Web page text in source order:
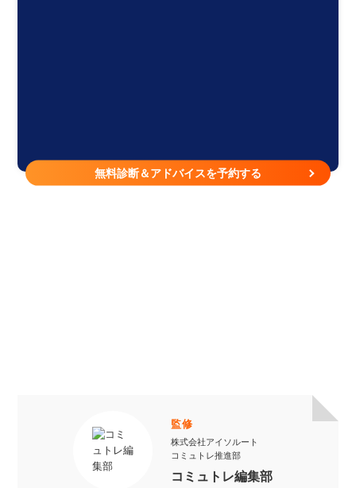
無料診断＆アドバイスを予約する
監修
株式会社アイソルート
コミュトレ推進部
コミュトレ編集部